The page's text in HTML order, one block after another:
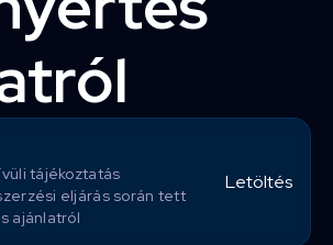
tájékoztatás
eljárás során tett
ajánlatról
Letöltés